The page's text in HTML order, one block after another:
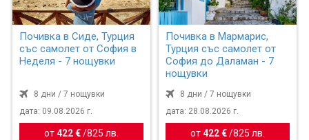
Почивка в Сиде, Турция
със самолет от София в
Неделя - 7 нощувки
8 дни / 7 нощувки
дата: 09.08.2026 г.
от422 € /825 лв.
Почивка в Мармарис,
Турция със самолет от
София до Даламан - 7
нощувки
8 дни / 7 нощувки
дата: 28.08.2026 г.
от422 €/825 лв.